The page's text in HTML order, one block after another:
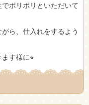
ポリポリといただいて
ら、仕入れをするよう
す様に⭐︎